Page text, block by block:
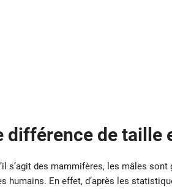
différence de taille
s’agit des mammifères, les mâles
humains. En effet, d’après les